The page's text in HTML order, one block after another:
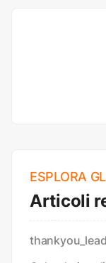
ESPLORA
Articoli
thankyou_lead